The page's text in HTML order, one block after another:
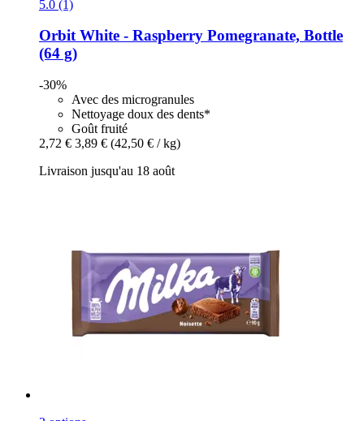
5.0 (1)
OrbitWhite -​ Raspberry Pomegranate, Bottle
(64 g)
-30%
Avec des microgranules
Nettoyage doux des dents*
Goût fruité
2,72 € 3,89 € (42,50 € / kg)
Livraison jusqu'au 18 août